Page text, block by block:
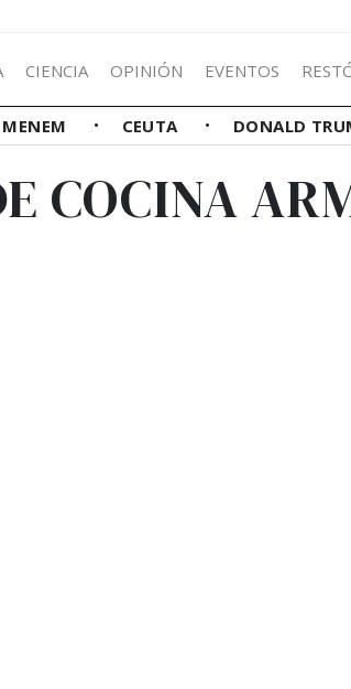
CIENCIA OPINIÓN EVENTOS
CEUTA DONALD
COCINA